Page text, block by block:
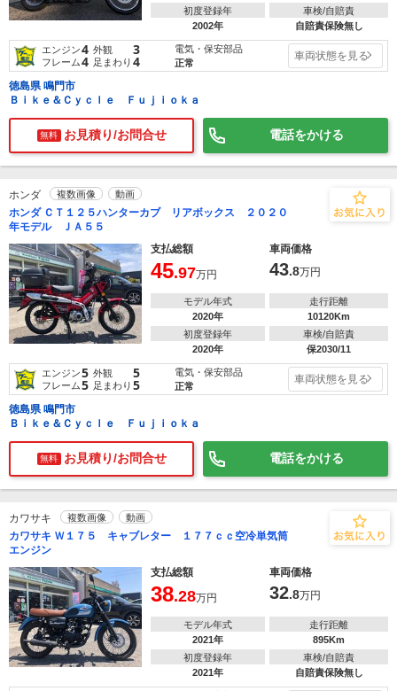
初度登録年
2002年
車検/自賠責
自賠責保険無し
エンジン4 外観 3
フレーム4 足まわり 4
電気・保安部品
正常
車両状態を見る
徳島県 鳴門市
Ｂｉｋｅ＆Ｃｙｃｌｅ Ｆｕｊｉｏｋａ
無料 お見積り/お問合せ 電話をかける
ホンダ 複数画像 動画
ホンダ ＣＴ１２５ハンターカブ リアボックス ２０２０
年モデル ＪＡ５５
支払総額
車両価格
45.97万円 43.8万円
モデル年式
2020年
走行距離
10120Km
初度登録年
2020年
車検/自賠責
保2030/11
エンジン5 外観 5
フレーム5 足まわり 5
電気・保安部品
正常
車両状態を見る
徳島県 鳴門市
Ｂｉｋｅ＆Ｃｙｃｌｅ Ｆｕｊｉｏｋａ
無料 お見積り/お問合せ 電話をかける
カワサキ 複数画像 動画
カワサキ Ｗ１７５ キャブレター １７７ｃｃ空冷単気筒
エンジン
支払総額
車両価格
38.28万円 32.8万円
モデル年式
2021年
走行距離
895Km
初度登録年
2021年
車検/自賠責
自賠責保険無し